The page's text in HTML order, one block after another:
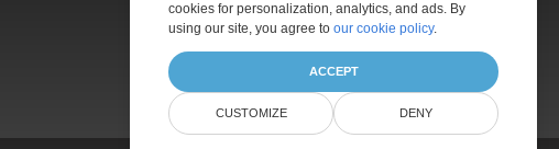
Paid Support
About
cookies for personalization, analytics, and ads. By
using our site, you agree to our cookie policy.
ACCEPT
CUSTOMIZE DENY